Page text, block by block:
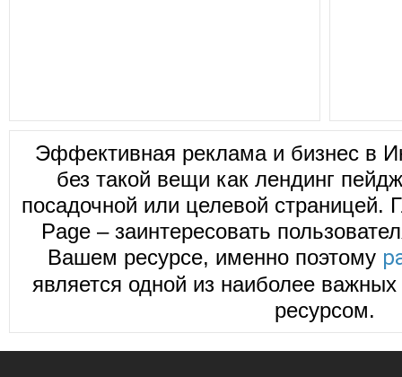
Эффективная реклама и бизнес в
без такой вещи как лендинг
посадочной или целевой страницей.
Page – заинтересовать
Вашем ресурсе, именно поэтому
является одной из наиболее
ресурсом.